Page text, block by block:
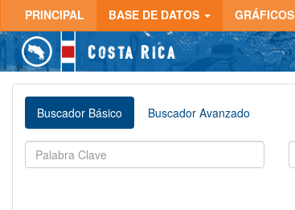
PRINCIPAL BASE DE DATOS GRÁFICOS
Buscador Básico Buscador Avanzado